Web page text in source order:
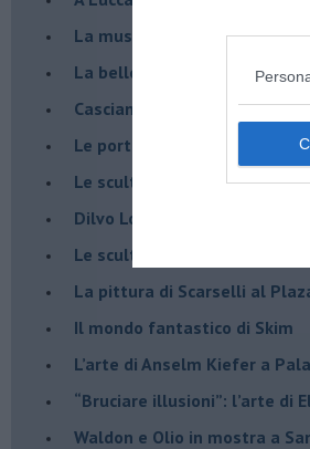
​La musica di Nicola Piovani
​La bellezza resistente di
​Casciana: Skim in volo sulle
​Le porte della pittura in
​Le sculture di Giulia Cenci a
​Dilvo Lotti ricordato a San
​Le sculture di Tincolini
La pittura di Scarselli al
​Il mondo fantastico di Skim
​L’arte di Anselm Kiefer a
​“Bruciare illusioni”: l’arte di
​Waldon e Olio in mostra a